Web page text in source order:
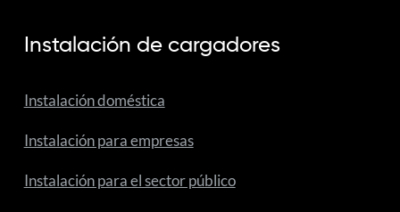
Instalación de cargadores
Instalación doméstica
Instalación para empresas
Instalación para el sector público